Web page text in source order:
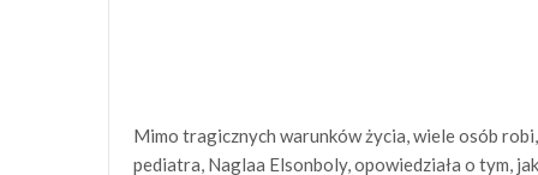
Mimo tragicznych warunków życia, wiele osób
pediatra, Naglaa Elsonboly, opowiedziała o tym,